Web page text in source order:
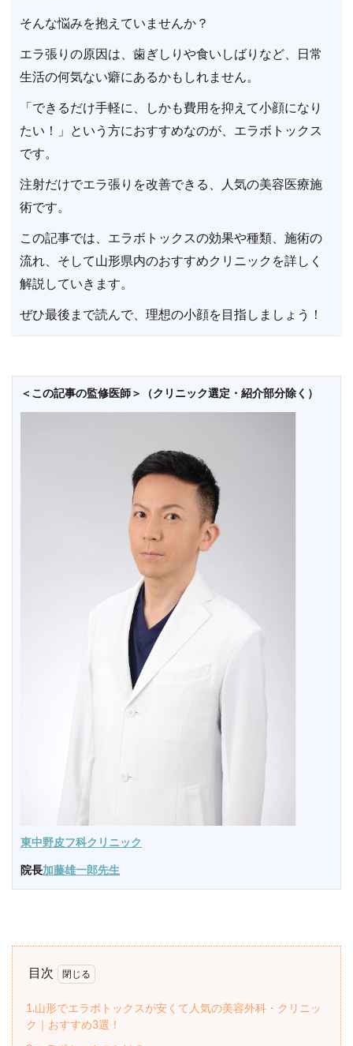
そんな悩みを抱えていませんか？
エラ張りの原因は、歯ぎしりや食いしばりなど、日常
生活の何気ない癖にあるかもしれません。
「できるだけ手軽に、しかも費用を抑えて小顔になり
たい！」という方におすすめなのが、エラボトックス
です。
注射だけでエラ張りを改善できる、人気の美容医療施
術です。
この記事では、エラボトックスの効果や種類、施術の
流れ、そして山形県内のおすすめクリニックを詳しく
解説していきます。
ぜひ最後まで読んで、理想の小顔を目指しましょう！
＜この記事の監修医師＞（クリニック選定・紹介部分除く）
東中野皮フ科クリニック
院長加藤雄一郎先生
目次
1.山形でエラボトックスが安くて人気の美容外科・クリニッ
ク｜おすすめ3選！